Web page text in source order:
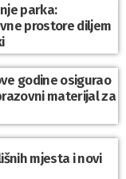
parka:
prostore diljem
godine osigurao
materijal za
mjesta i novi